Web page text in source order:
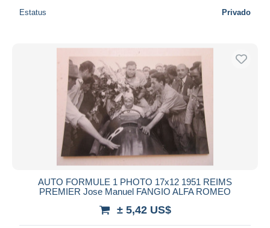
Estatus Privado
AUTO FORMULE 1 PHOTO 17x12 1951 REIMS
PREMIER Jose Manuel FANGIO ALFA ROMEO
± 5,42 US$